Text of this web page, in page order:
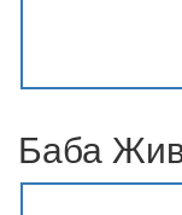
Баба